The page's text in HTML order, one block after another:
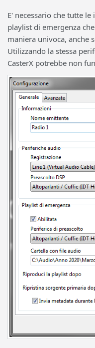
E' necessario che tutte
playlist di emergenza
maniera univoca, anche
Utilizzando la stessa
CasterX potrebbe non